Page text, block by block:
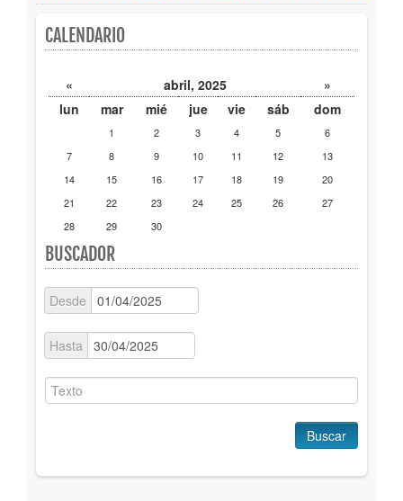
Trámites
Newsletter
CALENDARIO
« abril, 2025
»
lun
mar mié jue vie sáb dom
1 2 3 4 5
6
7
8 9 10 11 12
13
14
15 16 17 18 19
20
21
22 23 24 25 26
27
28
29 30
BUSCADOR
Desde
Hasta
Buscar